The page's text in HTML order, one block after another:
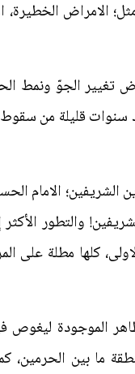
الامراض
الجوّ ونمط
قليلة من سقوط
الشريفين؛ الامام
والتطور
كلها مطلة على
الموجودة
ما بين الحرمين،